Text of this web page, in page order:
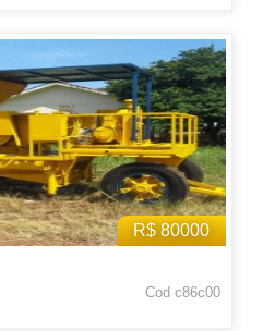
R$ 80000
Cod c86c00